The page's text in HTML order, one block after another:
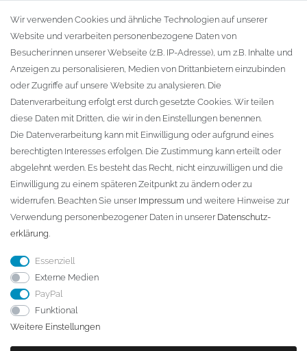
Warenkorb
Zur Kasse
KONTAKT
Fa. Steffen Jost
Söbrigener Weg 50
D-01796 Pirna
Telefon:+49 (0)3501 507295
info@dach-teufel.de
Wir verwenden Cookies und ähnliche Technologien auf unserer
Website und verarbeiten personenbezogene Daten von
Besucher:innen unserer Webseite (z.B. IP-Adresse), um z.B. Inhalte und
Anzeigen zu personalisieren, Medien von Drittanbietern einzubinden
oder Zugriffe auf unsere Website zu analysieren. Die
Datenverarbeitung erfolgt erst durch gesetzte Cookies. Wir teilen
diese Daten mit Dritten, die wir in den Einstellungen benennen.
Die Datenverarbeitung kann mit Einwilligung oder aufgrund eines
berechtigten Interesses erfolgen. Die Zustimmung kann erteilt oder
abgelehnt werden. Es besteht das Recht, nicht einzuwilligen und die
Einwilligung zu einem späteren Zeitpunkt zu ändern oder zu
widerrufen. Beachten Sie unser Impressum und weitere Hinweise zur
Verwendung personenbezogener Daten in unserer Daten­schutz­
erklärung.
Essenziell
Externe Medien
PayPal
Funktional
Weitere Einstellungen